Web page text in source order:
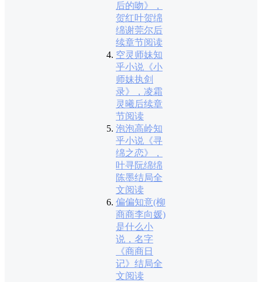
后的吻》，
贺红叶贺绵
绵谢莞尔后
续章节阅读
空灵师妹知
乎小说《小
师妹执剑
录》，凌霜
灵曦后续章
节阅读
泡泡高岭知
乎小说《寻
绵之恋》，
叶寻阮绵绵
陈墨结局全
文阅读
偏偏知意(柳
商商李向媛)
是什么小
说，名字
《商商日
记》结局全
文阅读